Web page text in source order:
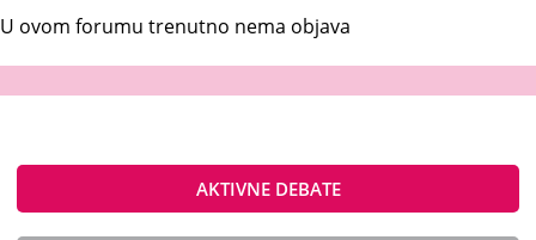
U ovom forumu trenutno nema objava
AKTIVNE DEBATE